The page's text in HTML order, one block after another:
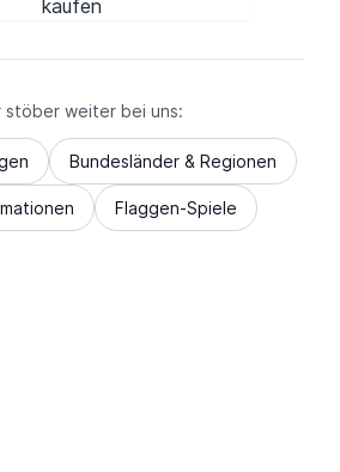
stöber weiter bei uns:
Bundesländer & Regionen
Flaggen-Spiele